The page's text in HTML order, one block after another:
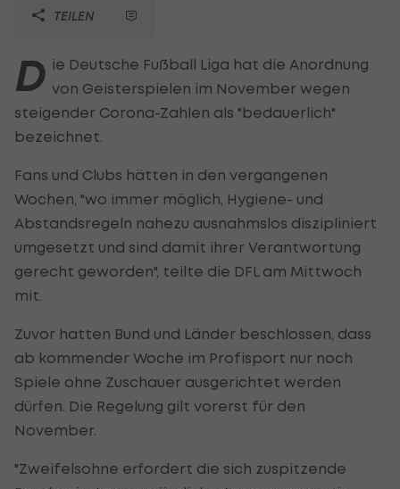
TEILEN
D ie Deutsche Fußball Liga hat die Anordnung
von Geisterspielen im November wegen
steigender Corona-Zahlen als "bedauerlich"
bezeichnet.
Fans und Clubs hätten in den vergangenen
Wochen, "wo immer möglich, Hygiene- und
Abstandsregeln nahezu ausnahmslos diszipliniert
umgesetzt und sind damit ihrer Verantwortung
gerecht geworden", teilte die DFL am Mittwoch
mit.
Zuvor hatten Bund und Länder beschlossen, dass
ab kommender Woche im Profisport nur noch
Spiele ohne Zuschauer ausgerichtet werden
dürfen. Die Regelung gilt vorerst für den
November.
"Zweifelsohne erfordert die sich zuspitzende